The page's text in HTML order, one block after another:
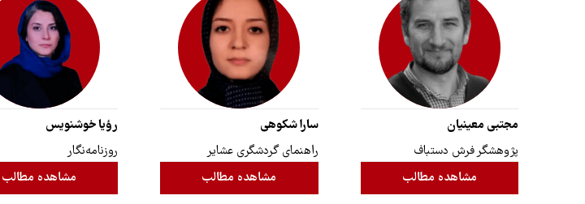
مجتبی معینیان
پژوهشگر فرش دستباف
مشاهده مطالب
سارا شکوهی
راهنمای گردشگری عشایر
مشاهده مطالب
رؤیا خوشنویس
روزنامه‌نگار
مشاهده مطالب